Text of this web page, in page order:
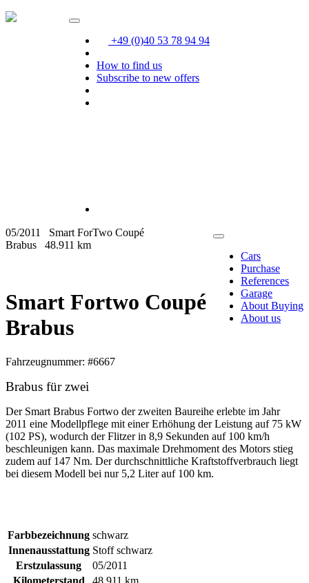
+49 (0)40 53 78 94 94
How to find us
Subscribe to new offers
Cars
Purchase
References
Garage
About Buying
About us
05/2011
Smart ForTwo Coupé
Brabus
48.911 km
Smart Fortwo Coupé
Brabus
Fahrzeugnummer: #6667
Brabus für zwei
Der Smart Brabus Fortwo der zweiten Baureihe erlebte im Jahr
2011 eine Modellpflege mit einer Erhöhung der Leistung auf 75 kW
(102 PS), wodurch der Flitzer in 8,9 Sekunden auf 100 km/h
beschleunigen kann. Das maximale Drehmoment des Motors stieg
zudem auf 147 Nm. Der durchschnittliche Kraftstoffverbrauch liegt
bei diesem Modell bei nur 5,2 Liter auf 100 km.
Farbbezeichnung schwarz
Innenausstattung Stoff schwarz
Erstzulassung
05/2011
Kilometerstand
48.911 km